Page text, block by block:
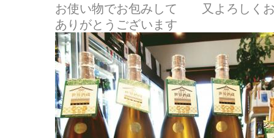
お使い物でお包みして 又よろしくお
ありがとうございます